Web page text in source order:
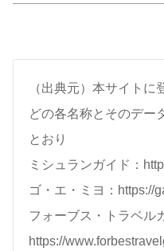
（出典元）本サイト
どの各名称とそのデー
とおり
ミシュランガイド：
ゴ・エ・ミヨ：https://
フォーブス・トラベル
https://